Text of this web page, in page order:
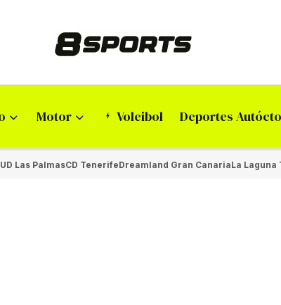
Motor Voleibol Deportes
UD Las PalmasCD TenerifeDreamland Gran CanariaLa Laguna